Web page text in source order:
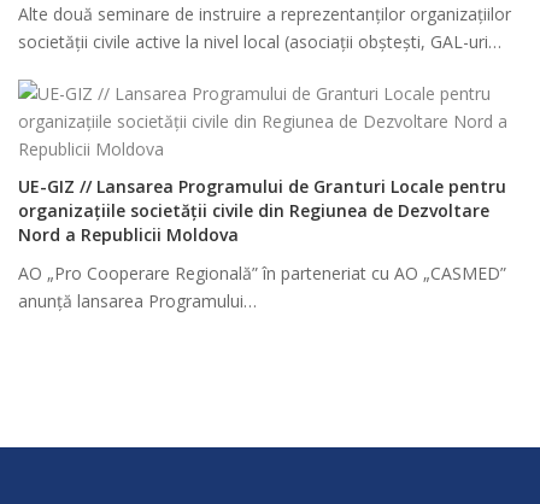
Alte două seminare de instruire a reprezentanților organizațiilor
societății civile active la nivel local (asociații obștești, GAL-uri…
UE-GIZ // Lansarea Programului de Granturi Locale pentru
organizațiile societății civile din Regiunea de Dezvoltare
Nord a Republicii Moldova
AO „Pro Cooperare Regională” în parteneriat cu AO „CASMED”
anunță lansarea Programului…